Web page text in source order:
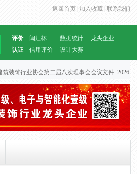
返回首页 | 加入收藏 | 联系我们
评价
认证
闽江杯 数据统计
龙头企业
信用评价
设计大赛
装饰行业协会第二届八次理事会会议文件 2026-06-30